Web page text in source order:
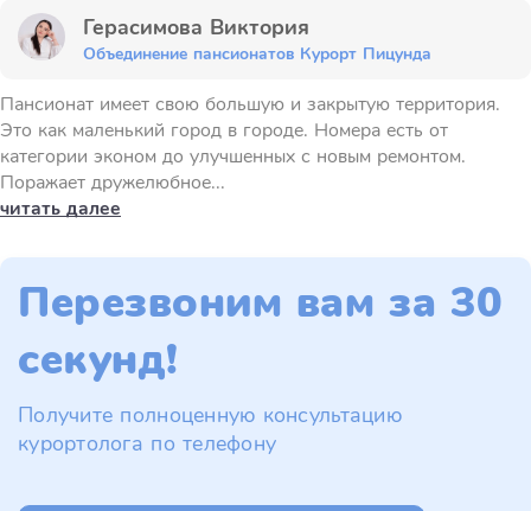
Герасимова Виктория
Объединение пансионатов Курорт Пицунда
Пансионат имеет свою большую и закрытую территория.
Это как маленький город в городе. Номера есть от
категории эконом до улучшенных с новым ремонтом.
Поражает дружелюбное...
читать далее
Перезвоним вам за 30
секунд!
Получите полноценную консультацию
курортолога по телефону